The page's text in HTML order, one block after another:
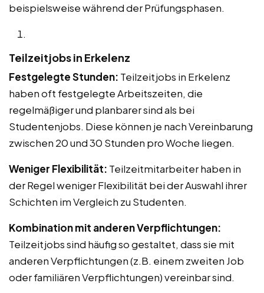
beispielsweise während der Prüfungsphasen.
Teilzeitjobs in Erkelenz
Festgelegte Stunden: Teilzeitjobs in Erkelenz
haben oft festgelegte Arbeitszeiten, die
regelmäßiger und planbarer sind als bei
Studentenjobs. Diese können je nach Vereinbarung
zwischen 20 und 30 Stunden pro Woche liegen.
Weniger Flexibilität: Teilzeitmitarbeiter haben in
der Regel weniger Flexibilität bei der Auswahl ihrer
Schichten im Vergleich zu Studenten.
Kombination mit anderen Verpflichtungen:
Teilzeitjobs sind häufig so gestaltet, dass sie mit
anderen Verpflichtungen (z.B. einem zweiten Job
oder familiären Verpflichtungen) vereinbar sind.